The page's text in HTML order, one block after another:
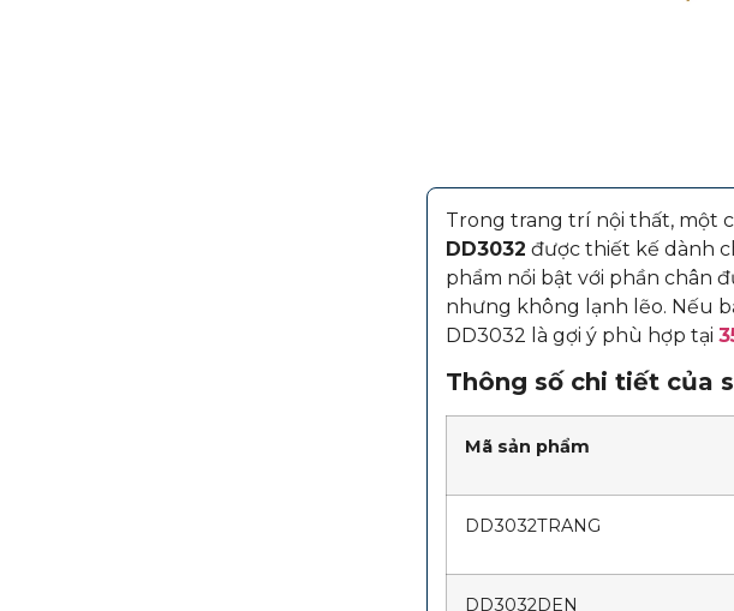
Trong trang trí nội thất, một
DD3032 được thiết kế dành
phẩm nổi bật với phần chân
nhưng không lạnh lẽo. Nếu
DD3032 là gợi ý phù hợp tại
Thông số chi tiết của
Mã sản phẩm
DD3032TRANG
DD3032DEN